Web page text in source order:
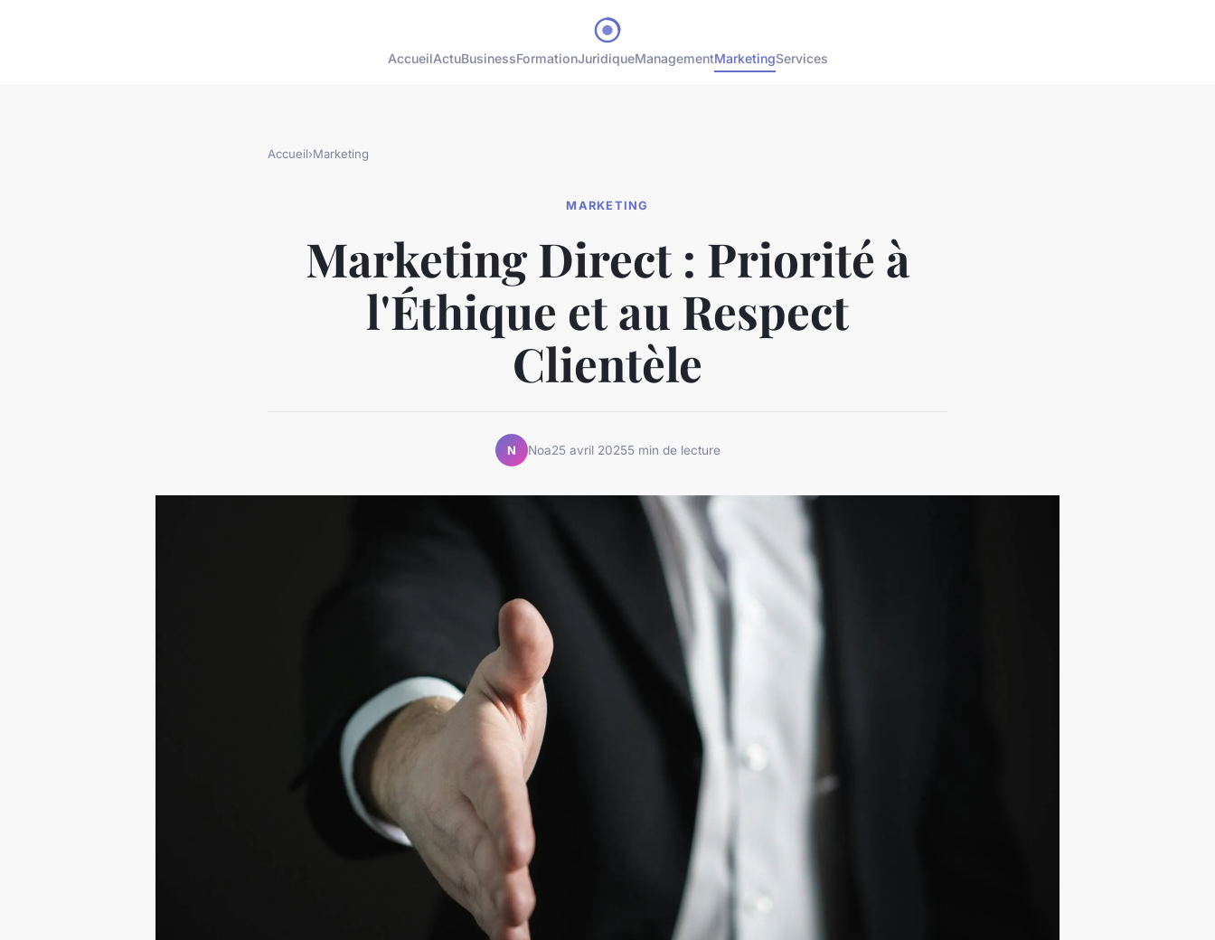
AccueilActuBusinessFormationJuridiqueManagementMarketingServices
Accueil›Marketing
MARKETING
Marketing Direct : Priorité à
l'Éthique et au Respect
Clientèle
N Noa25 avril 20255 min de lecture